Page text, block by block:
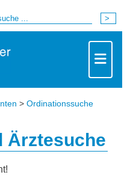
> Ordinationssuche
Ärztesuche